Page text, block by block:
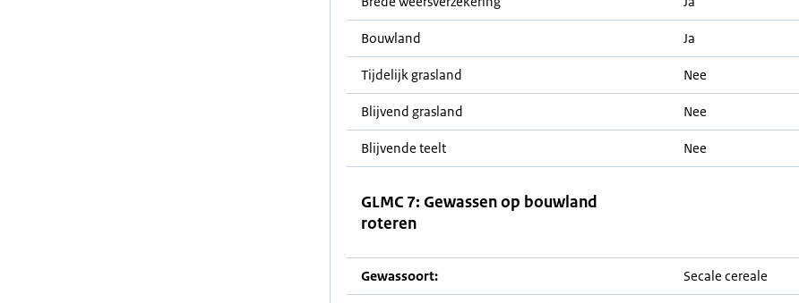
Bouwland Ja
Tijdelijk grasland Nee
Blijvend grasland Nee
Blijvende teelt Nee
GLMC 7: Gewassen op bouwland
roteren
Gewassoort: Secale cereale